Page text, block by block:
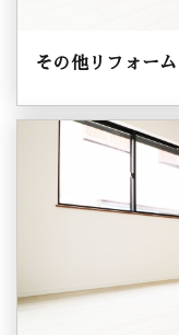
その他リフォーム